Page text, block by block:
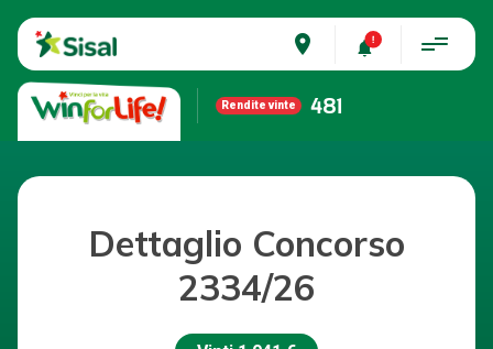
place
Rendite vinte 481
Dettaglio Concorso
2334/26